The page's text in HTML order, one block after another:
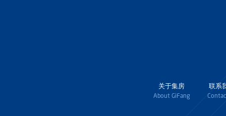
关于集房
About GiFang
联系